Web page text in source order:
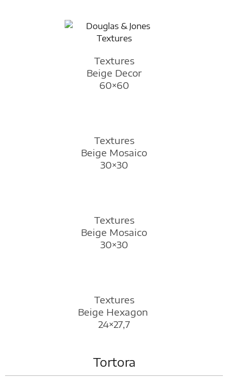
Textures
Beige Decor
60×60
Textures
Beige Mosaico
30×30
Textures
Beige Mosaico
30×30
Textures
Beige Hexagon
24×27,7
Tortora